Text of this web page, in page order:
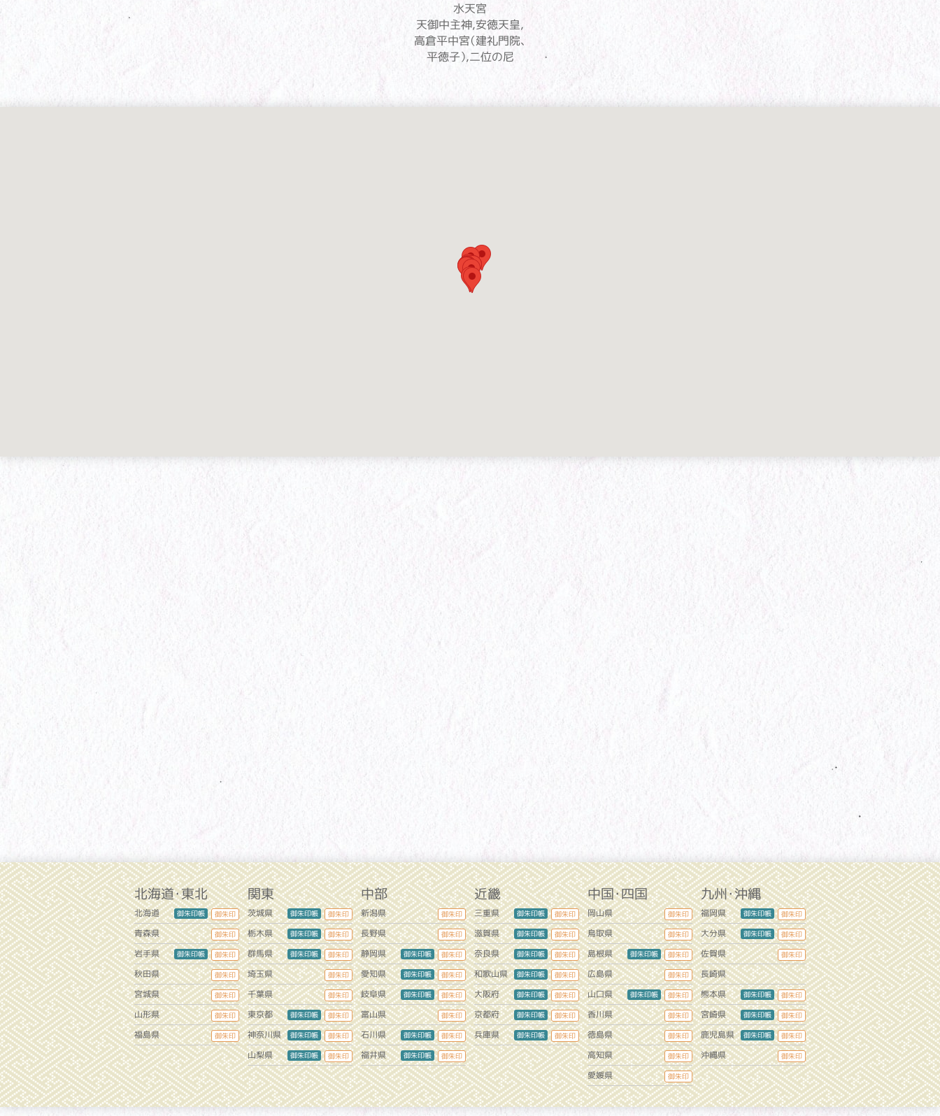
水天宮
天御中主神,安徳天皇,
高倉平中宮（建礼門院、
平徳子）,二位の尼
北海道・東北
北海道 御朱印帳 御朱印
青森県 御朱印
岩手県 御朱印帳 御朱印
秋田県 御朱印
宮城県 御朱印
山形県 御朱印
福島県 御朱印
関東
茨城県 御朱印帳 御朱印
栃木県 御朱印帳 御朱印
群馬県 御朱印帳 御朱印
埼玉県 御朱印
千葉県 御朱印
東京都 御朱印帳 御朱印
神奈川県 御朱印帳 御朱印
山梨県 御朱印帳 御朱印
中部
新潟県 御朱印
長野県 御朱印
静岡県 御朱印帳 御朱印
愛知県 御朱印帳 御朱印
岐阜県 御朱印帳 御朱印
富山県 御朱印
石川県 御朱印帳 御朱印
福井県 御朱印帳 御朱印
近畿
三重県 御朱印帳 御朱印
滋賀県 御朱印帳 御朱印
奈良県 御朱印帳 御朱印
和歌山県 御朱印帳 御朱印
大阪府 御朱印帳 御朱印
京都府 御朱印帳 御朱印
兵庫県 御朱印帳 御朱印
中国・四国
岡山県 御朱印
鳥取県 御朱印
島根県 御朱印帳 御朱印
広島県 御朱印
山口県 御朱印帳 御朱印
香川県 御朱印
徳島県 御朱印
高知県 御朱印
愛媛県 御朱印
九州・沖縄
福岡県 御朱印帳 御朱印
大分県 御朱印帳 御朱印
佐賀県 御朱印
長崎県
熊本県
御朱印帳 御朱印
宮崎県 御朱印帳 御朱印
鹿児島県 御朱印帳 御朱印
沖縄県 御朱印